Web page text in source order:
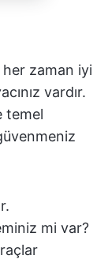
zaman iyi
vardır.
temel
mi var?